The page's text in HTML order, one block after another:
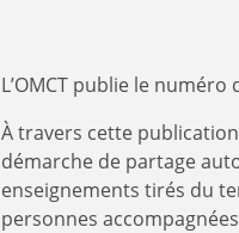
L’OMCT publie le
À travers cette
démarche de partage
enseignements tirés du
personnes